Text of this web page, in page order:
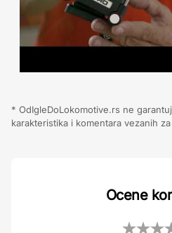
* OdIgleDoLokomotive.rs ne
karakteristika i komentara vezanih
Ocene